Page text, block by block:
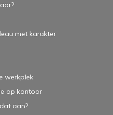
met karakter
werkplek
op kantoor
aan?